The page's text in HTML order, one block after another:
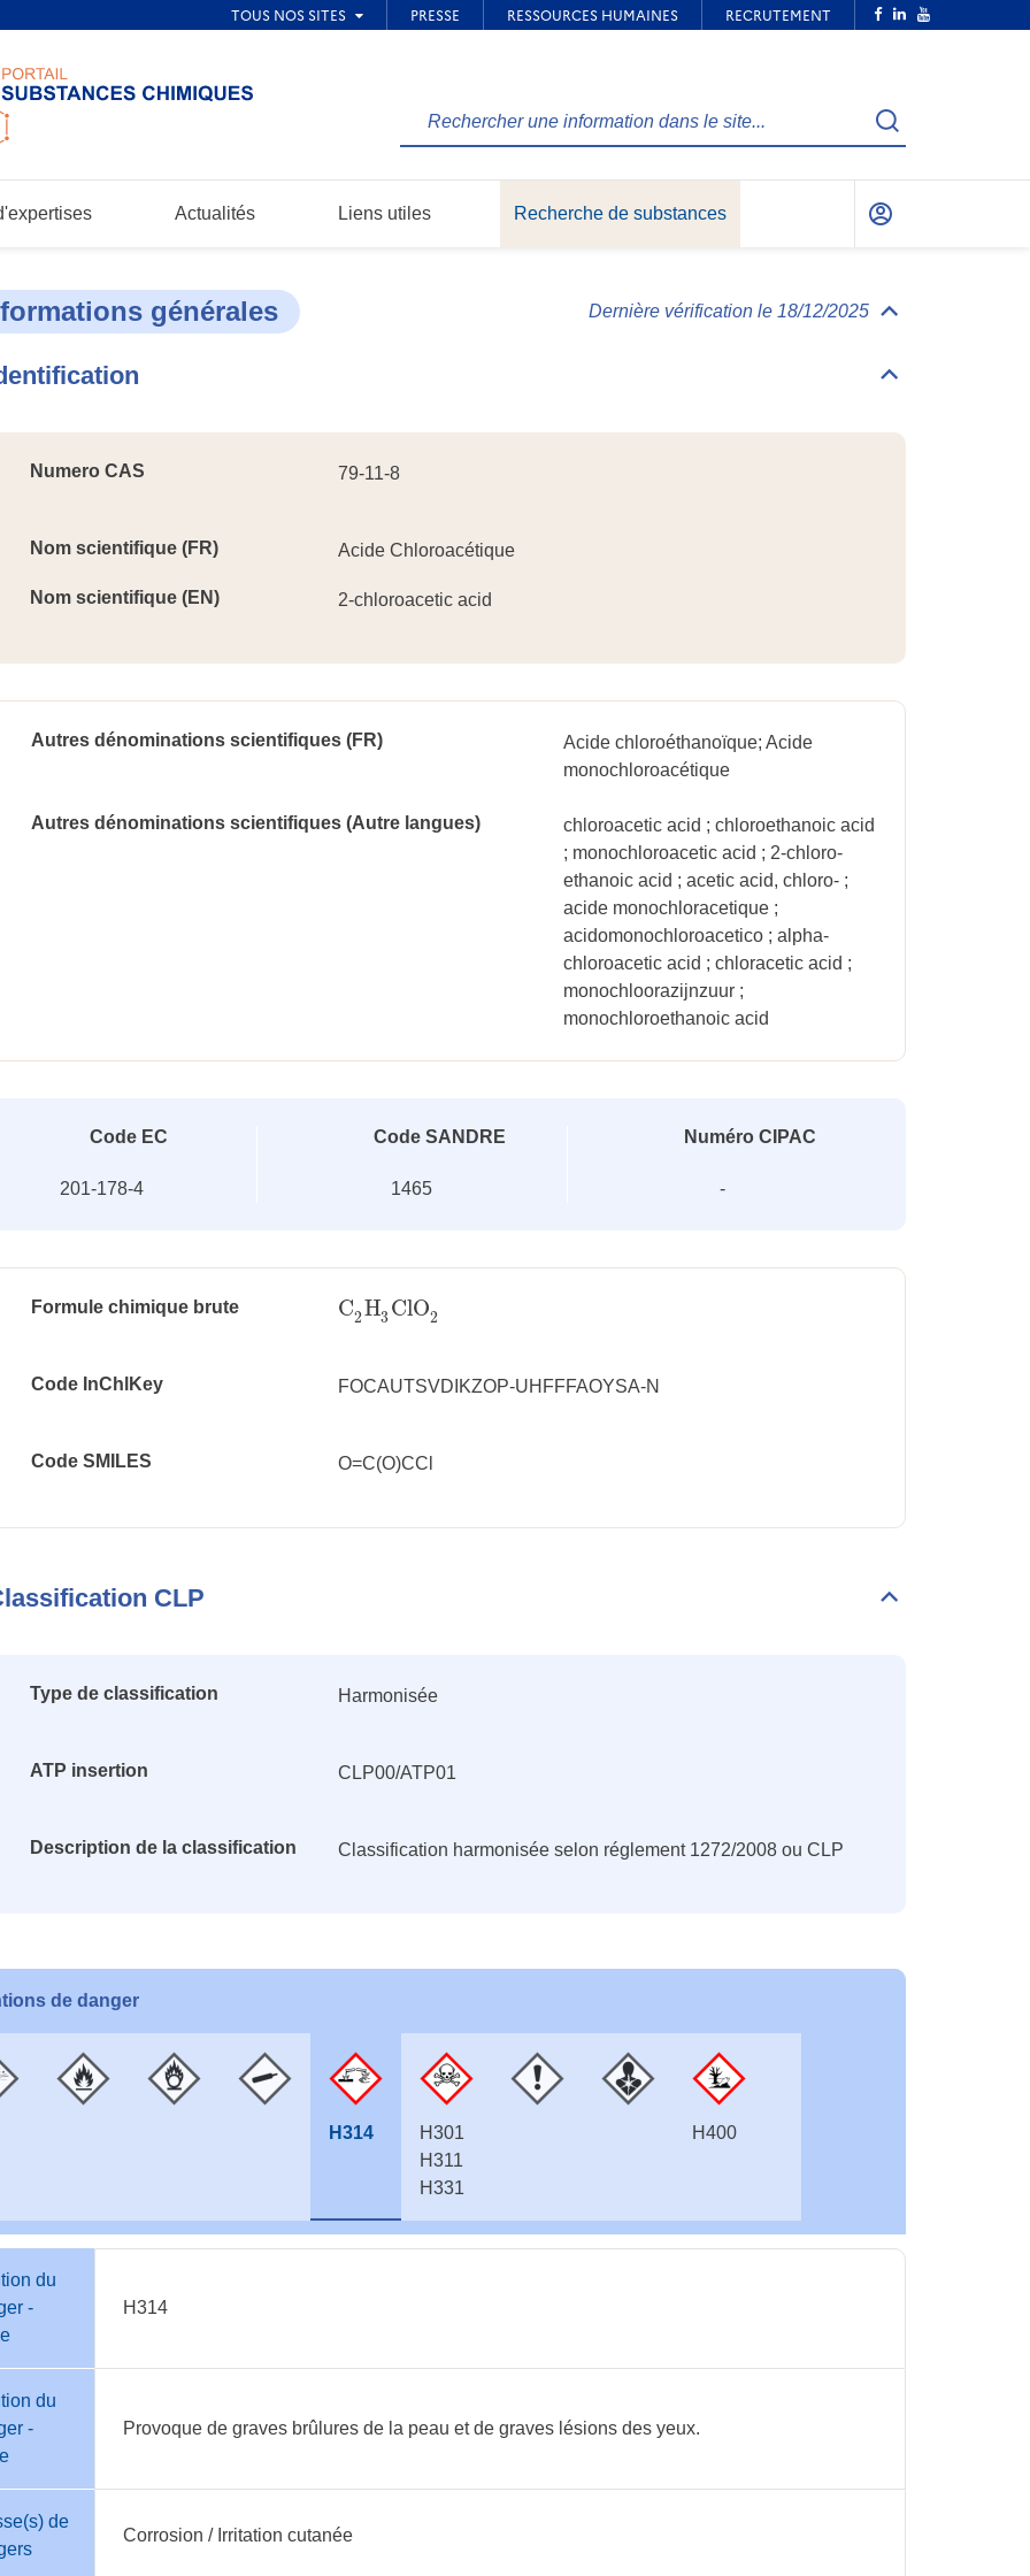
Rechercher
le
Recherche
Actualités Liens utiles Recherche de substances
Mon
générales Dernière vérification le 18/12/2025
Déplier/replier
Déplier/replier
Numero CAS 79-11-8
Nom scientifique (FR) Acide Chloroacétique
Nom scientifique (EN) 2-chloroacetic acid
Autres dénominations scientifiques (FR)
Acide chloroéthanoïque; Acide
monochloroacétique
Autres dénominations scientifiques (Autre langues)
chloroacetic acid ; chloroethanoic acid
; monochloroacetic acid ; 2-chloro-
ethanoic acid ; acetic acid, chloro- ;
acide monochloracetique ;
acidomonochloroacetico ; alpha-
chloroacetic acid ; chloracetic acid ;
monochloorazijnzuur ;
monochloroethanoic acid
Code EC
201-178-4
Code SANDRE
1465
Numéro CIPAC
-
Formule chimique brute C2H3ClO2
C2H3ClO2
Code InChlKey FOCAUTSVDIKZOP-UHFFFAOYSA-N
Code SMILES O=C(O)CCl
CLP
Déplier/replier
Type de classification Harmonisée
ATP insertion CLP00/ATP01
Description de la classification Classification harmonisée selon réglement 1272/2008 ou CLP
de danger
H314
H301
H311
H331
H400
du
-
H314
du
-
Provoque de graves brûlures de la peau et de graves lésions des yeux.
de
Corrosion / Irritation cutanée